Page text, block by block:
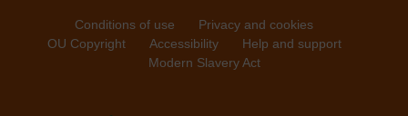
Conditions of use
Privacy and cookies
OU Copyright
Accessibility
Help and support
Modern Slavery Act